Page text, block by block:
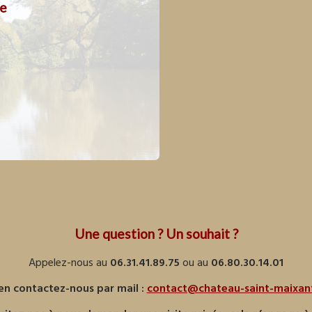
inclut la totalité du domaine :
et ses dépendances
le parc du Château
le spa et le sauna
le parking privé fermé
Une question ? Un souhait ?
Appelez-nous au 06.31.41.89.75ou au 06.80.30.14.01
contactez-nous par mail :contact@chateau-saint-